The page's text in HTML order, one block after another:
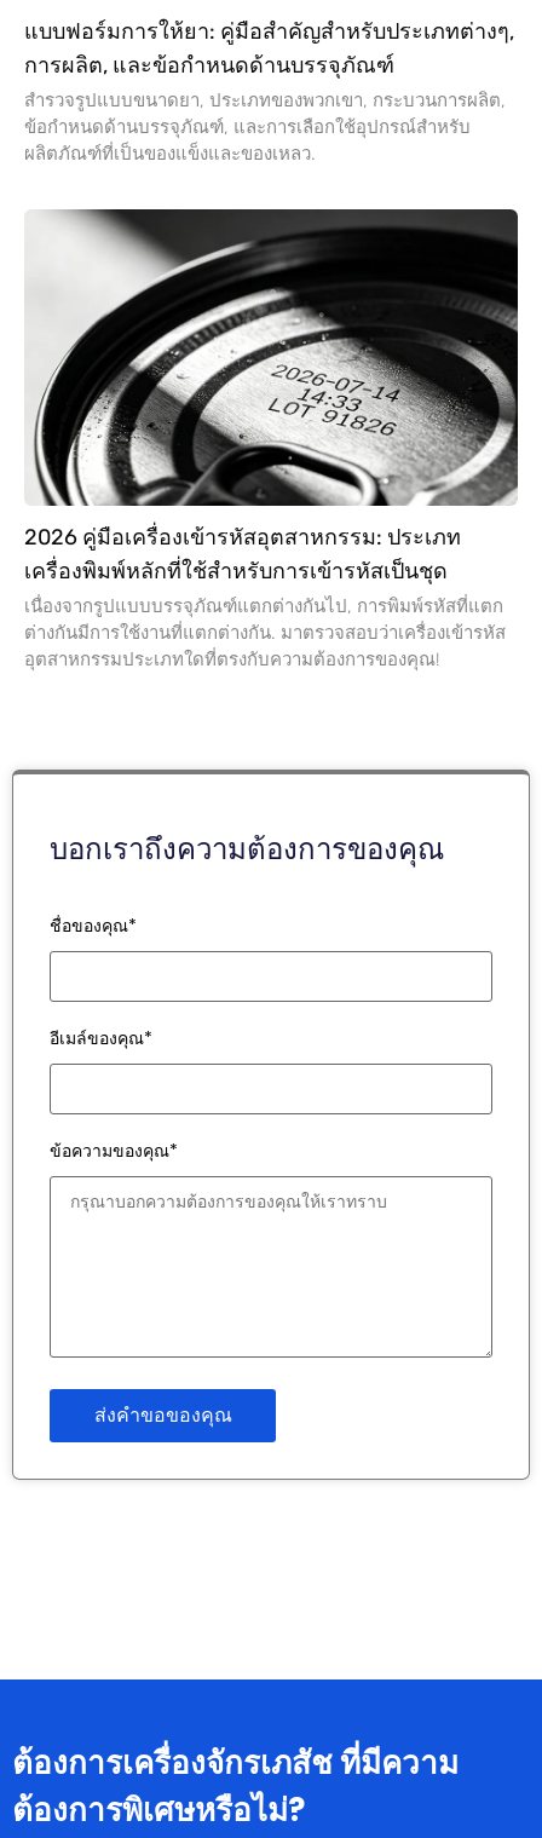
แบบฟอร์มการให้ยา: คู่มือสำคัญสำหรับประเภทต่างๆ,
การผลิต, และข้อกำหนดด้านบรรจุภัณฑ์
สำรวจรูปแบบขนาดยา, ประเภทของพวกเขา, กระบวนการผลิต,
ข้อกำหนดด้านบรรจุภัณฑ์, และการเลือกใช้อุปกรณ์สำหรับ
ผลิตภัณฑ์ที่เป็นของแข็งและของเหลว.
2026 คู่มือเครื่องเข้ารหัสอุตสาหกรรม: ประเภท
เครื่องพิมพ์หลักที่ใช้สำหรับการเข้ารหัสเป็นชุด
เนื่องจากรูปแบบบรรจุภัณฑ์แตกต่างกันไป, การพิมพ์รหัสที่แตก
ต่างกันมีการใช้งานที่แตกต่างกัน. มาตรวจสอบว่าเครื่องเข้ารหัส
อุตสาหกรรมประเภทใดที่ตรงกับความต้องการของคุณ!
บอกเราถึงความต้องการของคุณ
ชื่อของคุณ*
อีเมล์ของคุณ*
ข้อความของคุณ*
ต้องการเครื่องจักรเภสัช ที่มีความ
ต้องการพิเศษหรือไม่?